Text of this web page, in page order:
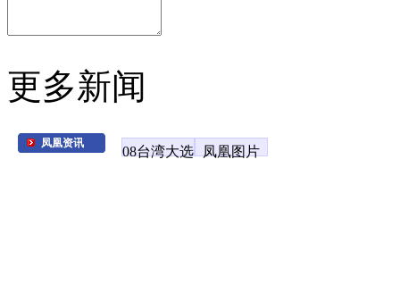
更多新闻
凤凰资讯
08台湾大选 凤凰图片